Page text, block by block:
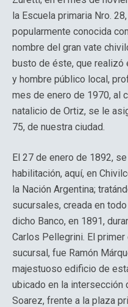
la Escuela primaria Nro.
popularmente conocida
nombre del gran vate
busto de éste, que realizó
y hombre público local,
mes de enero de 1970, al
natalicio de Ortiz, se le
75, de nuestra ciudad.
El 27 de enero de 1892,
habilitación, aquí, en
la Nación Argentina;
sucursales, creada en
dicho Banco, en 1891,
Carlos Pellegrini. El
sucursal, fue Ramón
majestuoso edificio de
ubicado en la intersección
Soarez, frente a la plaza